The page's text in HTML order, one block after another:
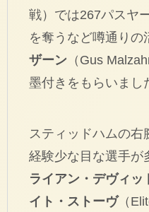
戦）では267パスヤ
を奪うなど噂通りの
ザーン （Gus
墨付きをもらいまし
スティッドハムの
経験少な目な選手が
ライアン・デヴィッ
イト・ストーヴ（